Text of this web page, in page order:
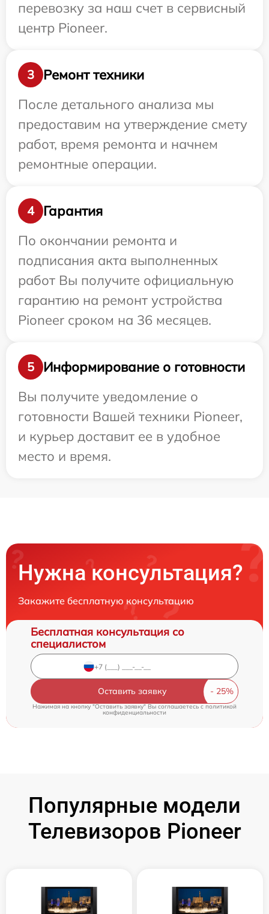
перевозку за наш счет в сервисный
центр Pioneer.
3
Ремонт техники
После детального анализа мы
предоставим на утверждение смету
работ, время ремонта и начнем
ремонтные операции.
4
Гарантия
По окончании ремонта и
подписания акта выполненных
работ Вы получите официальную
гарантию на ремонт устройства
Pioneer сроком на 36 месяцев.
5
Информирование о готовности
Вы получите уведомление о
готовности Вашей техники Pioneer,
и курьер доставит ее в удобное
место и время.
Нужна консультация?
Закажите бесплатную консультацию
Бесплатная консультация со
специалистом
Оставить заявку
Нажимая на кнопку "Оставить заявку" Вы соглашаетесь c политикой
конфиденциальности
Популярные модели
Телевизоров Pioneer